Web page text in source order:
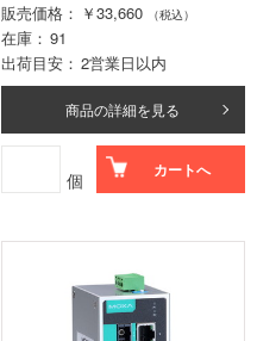
販売価格
￥33,660 （税込）
在庫
91
出荷目安
2営業日以内
商品の詳細を見る
個 カートへ